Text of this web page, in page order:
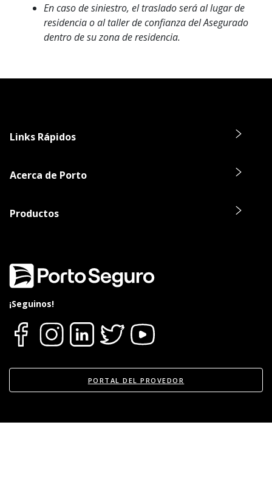
En caso de siniestro, el traslado será al lugar de
residencia o al taller de confianza del Asegurado
dentro de su zona de residencia.
Links Rápidos
Acerca de Porto
Productos
¡Seguinos!
PORTAL DEL PROVEDOR